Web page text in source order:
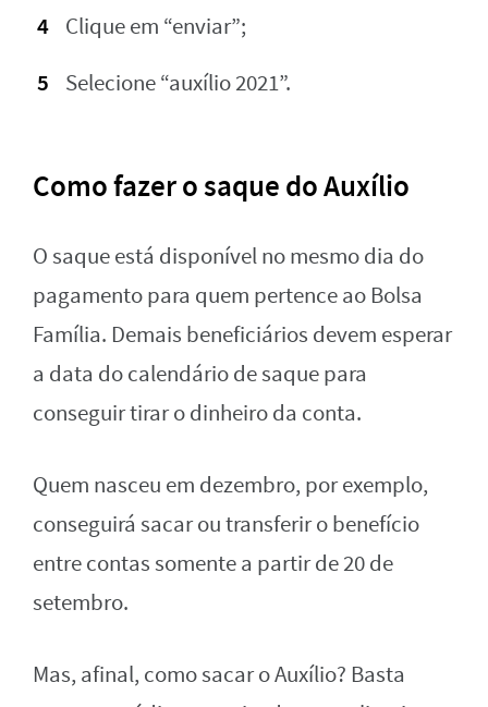
Clique em “enviar”;
Selecione “auxílio 2021”.
Como fazer o saque do Auxílio
O saque está disponível no mesmo dia do
pagamento para quem pertence ao Bolsa
Família. Demais beneficiários devem esperar
a data do calendário de saque para
conseguir tirar o dinheiro da conta.
Quem nasceu em dezembro, por exemplo,
conseguirá sacar ou transferir o benefício
entre contas somente a partir de 20 de
setembro.
Mas, afinal, como sacar o Auxílio? Basta